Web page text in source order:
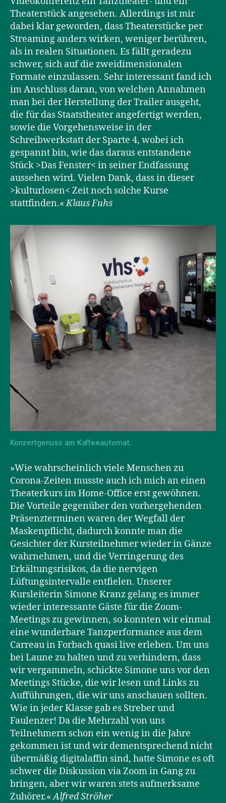
Theaterstück angesehen. Allerdings ist mir
dabei klar geworden, dass Theaterstücke per
Streaming anders wirken, weniger berühren,
als in realen Situationen. Es fällt geradezu
schwer, sich auf die zweidimensionalen
Formate einzulassen. Sehr interessant fand ich
im Anschluss daran, von welchen Annahmen
man bei der Herstellung der Trailer ausgeht,
die für das Staatstheater angefertigt werden,
sowie die Vorgehensweise in der
Schreibwerkstatt der Sparte 4, wobei ich
gespannt bin, wie das daraus entstandene
Stück >Das Fenster< in seiner Endfassung
aussehen wird. Vielen Dank, dass in dieser
>kulturlosen< Zeit noch solche Kurse
stattfinden.«Klaus Fuhs
Konzertgenuss am Kaffeeautomat.
»Wie wahrscheinlich viele Menschen zu
Corona-Zeiten musste auch ich mich an einen
Theaterkurs im Home-Office erst gewöhnen.
Die Vorteile gegenüber den vorhergehenden
Präsenzterminen waren der Wegfall der
Maskenpflicht, dadurch konnte man die
Gesichter der Kursteilnehmer wieder in Gänze
wahrnehmen, und die Verringerung des
Erkältungsrisikos, da die nervigen
Lüftungsintervalle entfielen. Unserer
Kursleiterin Simone Kranz gelang es immer
wieder interessante Gäste für die Zoom-
Meetings zu gewinnen, so konnten wir einmal
eine wunderbare Tanzperformance aus dem
Carreau in Forbach quasi live erleben. Um uns
bei Laune zu halten und zu verhindern, dass
wir vergammeln, schickte Simone uns vor den
Meetings Stücke, die wir lesen und Links zu
Aufführungen, die wir uns anschauen sollten.
Wie in jeder Klasse gab es Streber und
Faulenzer! Da die Mehrzahl von uns
Teilnehmern schon ein wenig in die Jahre
gekommen ist und wir dementsprechend nicht
übermäßig digitalaffin sind, hatte Simone es oft
schwer die Diskussion via Zoom in Gang zu
bringen, aber wir waren stets aufmerksame
Zuhörer.«Alfred Ströher